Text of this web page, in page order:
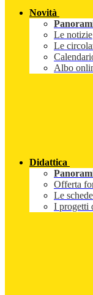
Novità
Le notizie
Le
Albo
Didattica
Offerta
Le
I progetti